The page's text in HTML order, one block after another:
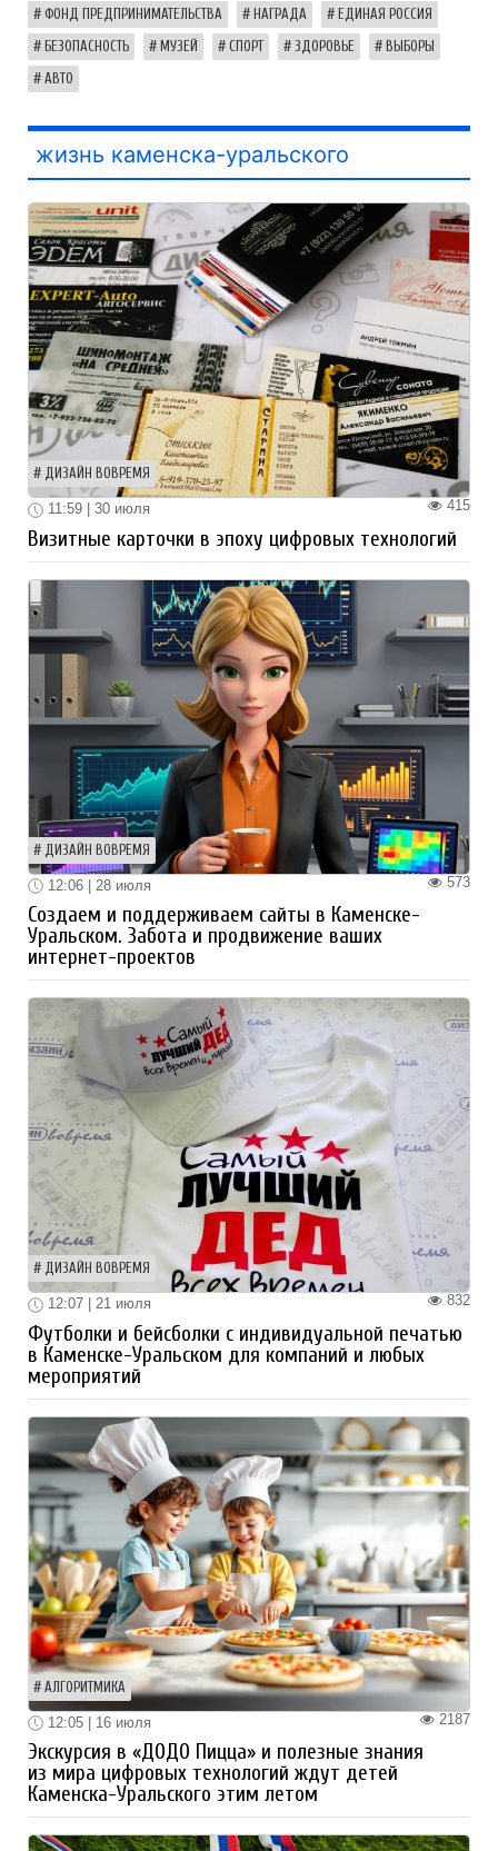
ФОНД ПРЕДПРИНИМАТЕЛЬСТВА НАГРАДА ЕДИНАЯ РОССИЯ
БЕЗОПАСНОСТЬ МУЗЕЙ СПОРТ ЗДОРОВЬЕ ВЫБОРЫ
АВТО
жизнь каменска-уральского
ДИЗАЙН ВОВРЕМЯ
415
11:59 | 30 июля
Визитные карточки в эпоху цифровых технологий
ДИЗАЙН ВОВРЕМЯ
573
12:06 | 28 июля
Создаем и поддерживаем сайты в Каменске-
Уральском. Забота и продвижение ваших
интернет-проектов
ДИЗАЙН ВОВРЕМЯ
832
12:07 | 21 июля
Футболки и бейсболки с индивидуальной печатью
в Каменске-Уральском для компаний и любых
мероприятий
АЛГОРИТМИКА
2187
12:05 | 16 июля
Экскурсия в «ДОДО Пицца» и полезные знания
из мира цифровых технологий ждут детей
Каменска-Уральского этим летом